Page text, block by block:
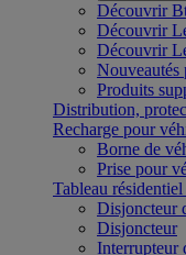
Découvrir
Découvrir
Découvrir
Nouveautés
Produits
Distribution,
Recharge pour
Borne de
Prise pour
Tableau
Disjoncteur
Disjoncteur
Interrupteur